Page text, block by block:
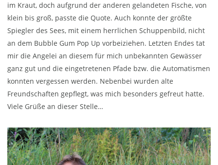
im Kraut, doch aufgrund der anderen gelandeten Fische, von
klein bis groß, passte die Quote. Auch konnte der größte
Spiegler des Sees, mit einem herrlichen Schuppenbild, nicht
an dem Bubble Gum Pop Up vorbeiziehen. Letzten Endes tat
mir die Angelei an diesem für mich unbekannten Gewässer
ganz gut und die eingetretenen Pfade bzw. die Automatismen
konnten vergessen werden. Nebenbei wurden alte
Freundschaften gepflegt, was mich besonders gefreut hatte.
Viele Grüße an dieser Stelle…